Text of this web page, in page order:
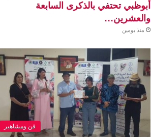
أبوظبي تحتفي بالذكرى السابعة
والعشرين…
منذ يومين
فن ومشاهير